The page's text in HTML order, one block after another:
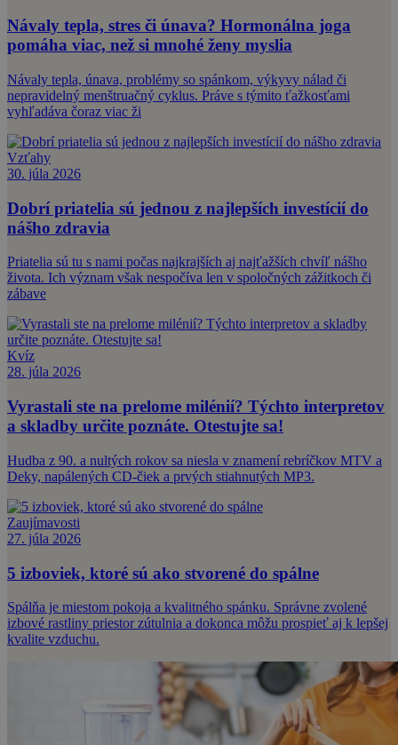
Návaly tepla, stres či únava? Hormonálna joga
pomáha viac, než si mnohé ženy myslia
Návaly tepla, únava, problémy so spánkom, výkyvy nálad či
nepravidelný menštruačný cyklus. Práve s týmito ťažkosťami
vyhľadáva čoraz viac ži
Vzťahy
30. júla 2026
Dobrí priatelia sú jednou z najlepších investícií do
nášho zdravia
Priatelia sú tu s nami počas najkrajších aj najťažších chvíľ nášho
života. Ich význam však nespočíva len v spoločných zážitkoch či
zábave
Kvíz
28. júla 2026
Vyrastali ste na prelome milénií? Týchto interpretov
a skladby určite poznáte. Otestujte sa!
Hudba z 90. a nultých rokov sa niesla v znamení rebríčkov MTV a
Deky, napálených CD-čiek a prvých stiahnutých MP3.
Zaujímavosti
27. júla 2026
5 izboviek, ktoré sú ako stvorené do spálne
Spálňa je miestom pokoja a kvalitného spánku. Správne zvolené
izbové rastliny priestor zútulnia a dokonca môžu prospieť aj k lepšej
kvalite vzduchu.